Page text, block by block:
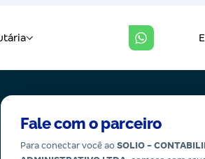
Fale com o parceiro
Para conectar você ao SOLIO -